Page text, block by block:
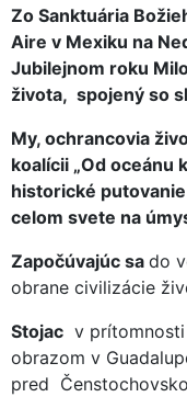
Zo Sanktuária
Aire v Mexiku na
Jubilejnom roku
života, spojený so
My, ochrancovia
koalícii „Od oceánu
historické
celom svete na
Započúvajúc sa do
obrane civilizácie
Stojac v
obrazom v
pred